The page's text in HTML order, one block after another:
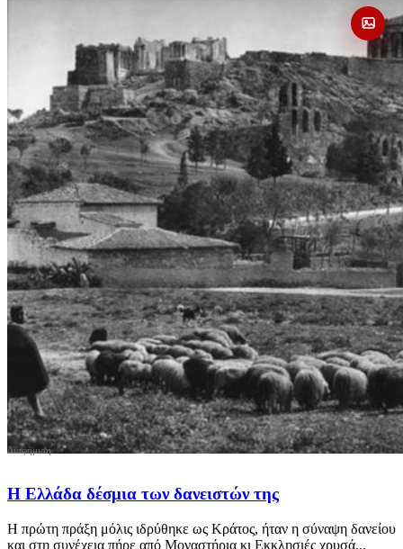
Η Ελλάδα δέσμια των δανειστών της
Η πρώτη πράξη μόλις ιδρύθηκε ως Κράτος, ήταν η σύναψη δανείου
και στη συνέχεια πήρε από Μοναστήρια κι Εκκλησιές χρυσά...